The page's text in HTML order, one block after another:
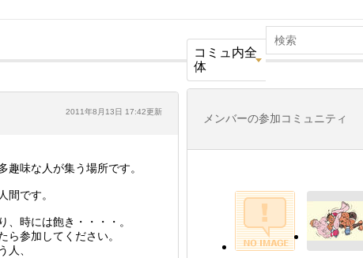
コミュ内全
体
2011年8月13日 17:42更新
趣味な人が集う場所です。
間です。
、時には飽き・・・・。
ら参加してください。
人、
メンバーの参加コミュニティ